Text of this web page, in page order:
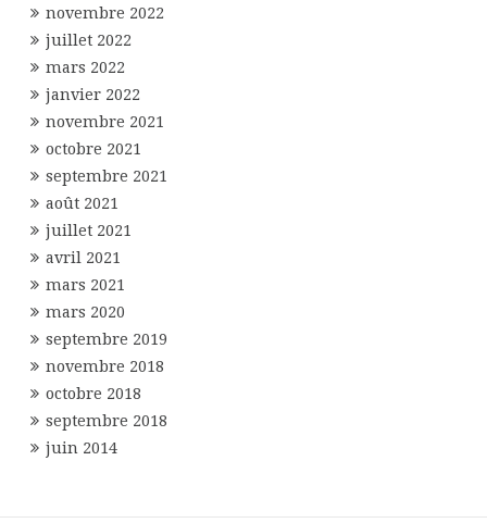
novembre 2022
juillet 2022
mars 2022
janvier 2022
novembre 2021
octobre 2021
septembre 2021
août 2021
juillet 2021
avril 2021
mars 2021
mars 2020
septembre 2019
novembre 2018
octobre 2018
septembre 2018
juin 2014